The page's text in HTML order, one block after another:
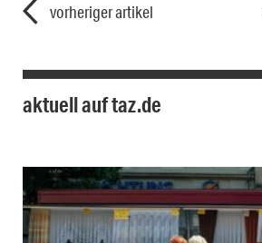
vorheriger artikel
aktuell auf taz.de